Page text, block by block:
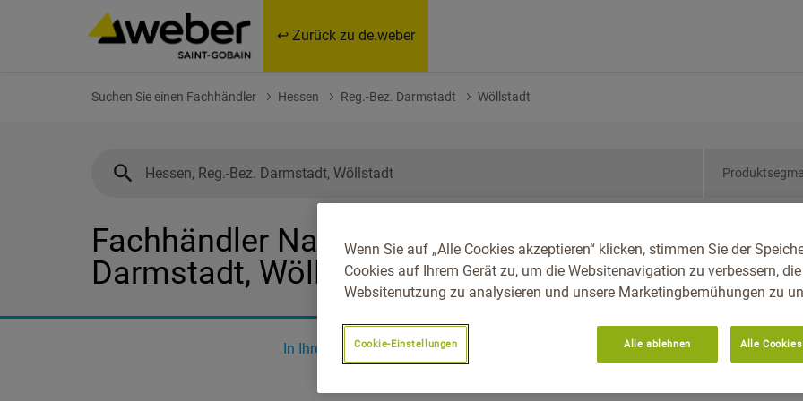
↩ Zurück zu de.weber
Suchen Sie einen Fachhändler Hessen Reg.-Bez. Darmstadt Wöllstadt
Fachhändler Nahe Hessen, Reg.-Bez.
Darmstadt, Wöllstadt
In Ihrer Nähe 0
Wenn Sie auf „Alle Cookies akzeptieren“ klicken, stimmen Sie der
Cookies auf Ihrem Gerät zu, um die Websitenavigation zu verbessern, die
Websitenutzung zu analysieren und unsere Marketingbemühungen zu
Cookie-Einstellungen Alle ablehnen Alle